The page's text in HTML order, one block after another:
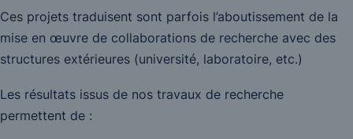
Ces projets traduisent sont parfois l’aboutissement de la
mise en œuvre de collaborations de recherche avec des
structures extérieures (université, laboratoire, etc.)
Les résultats issus de nos travaux de recherche
permettent de :